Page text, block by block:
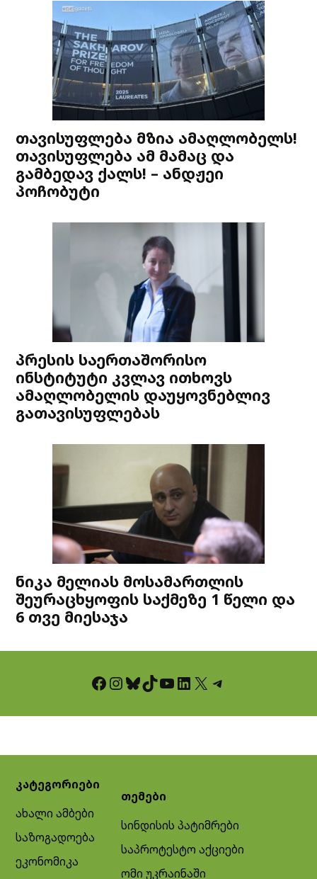
თავისუფლება მზია ამაღლობელს!
თავისუფლება ამ მამაც და
გამბედავ ქალს! – ანდჟეი
პოჩობუტი
პრესის საერთაშორისო
ინსტიტუტი კვლავ ითხოვს
ამაღლობელის დაუყოვნებლივ
გათავისუფლებას
ნიკა მელიას მოსამართლის
შეურაცხყოფის საქმეზე 1 წელი და
6 თვე მიესაჯა
Facebook InstagramBluesky TikTok YouTube LinkedIn X Telegram
კატეგორიები
ახალი ამბები
საზოგადოება
ეკონომიკა
თემები
სინდისის პატიმრები
საპროტესტო აქციები
ომი უკრაინაში